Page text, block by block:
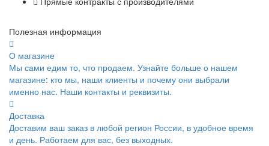
Полезная информация
О магазине
Мы сами едим то, что продаем. Узнайте больше о нашем
магазине: кто мы, наши клиенты и почему они выбрали
именно нас. Наши контакты и реквизиты.
Доставка
Доставим ваш заказ в любой регион России, в удобное время
и день. Работаем для вас, без выходных.